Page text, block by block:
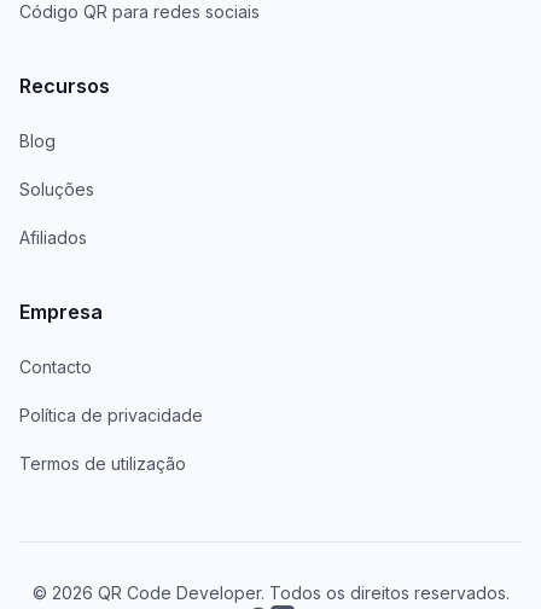
Código QR para redes sociais
Recursos
Blog
Soluções
Afiliados
Empresa
Contacto
Política de privacidade
Termos de utilização
© 2026 QR Code Developer. Todos os direitos reservados.